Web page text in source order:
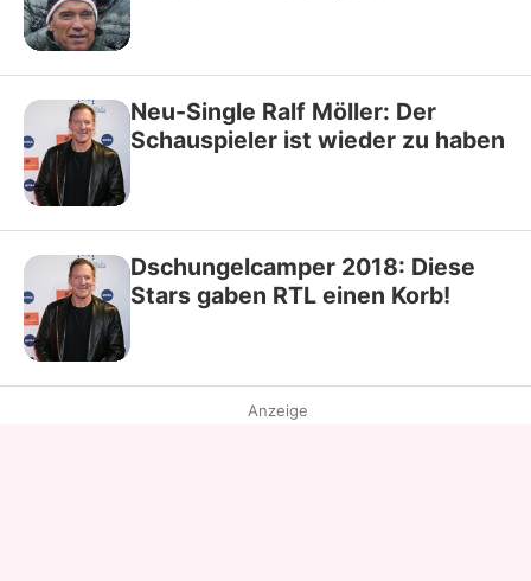
Neu-Single Ralf Möller: Der
Schauspieler ist wieder zu haben
Dschungelcamper 2018: Diese
Stars gaben RTL einen Korb!
Anzeige